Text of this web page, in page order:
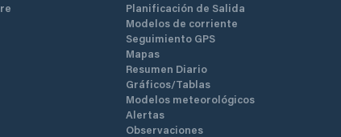
Planificación de Salida
Modelos de corriente
Seguimiento GPS
Mapas
Resumen Diario
Gráficos/Tablas
Modelos meteorológicos
Alertas
Observaciones